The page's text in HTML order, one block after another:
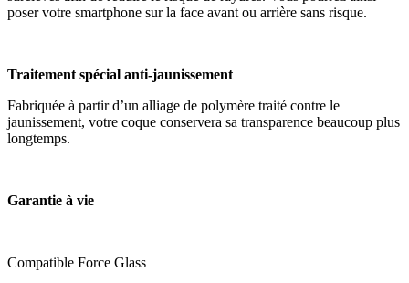
poser votre smartphone sur la face avant ou arrière sans risque.
Traitement spécial anti-jaunissement
Fabriquée à partir d’un alliage de polymère traité contre le
jaunissement, votre coque conservera sa transparence beaucoup plus
longtemps.
Garantie à vie
Compatible Force Glass